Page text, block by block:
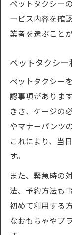
ペットタクシー
ービス内容を確
業者を選ぶこと
ペットタクシー
ペットタクシー
認事項がありま
きさ、ケージの
やマナーパンツ
これにより、当
す。
また、緊急時の
法、予約方法も
初めて利用する
なおもちゃやブ